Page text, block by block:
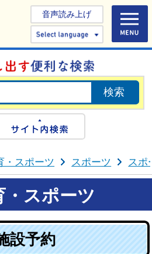
音声読み上げ
Select
検索
・スポーツ スポーツ スポ
スポーツ
設予約